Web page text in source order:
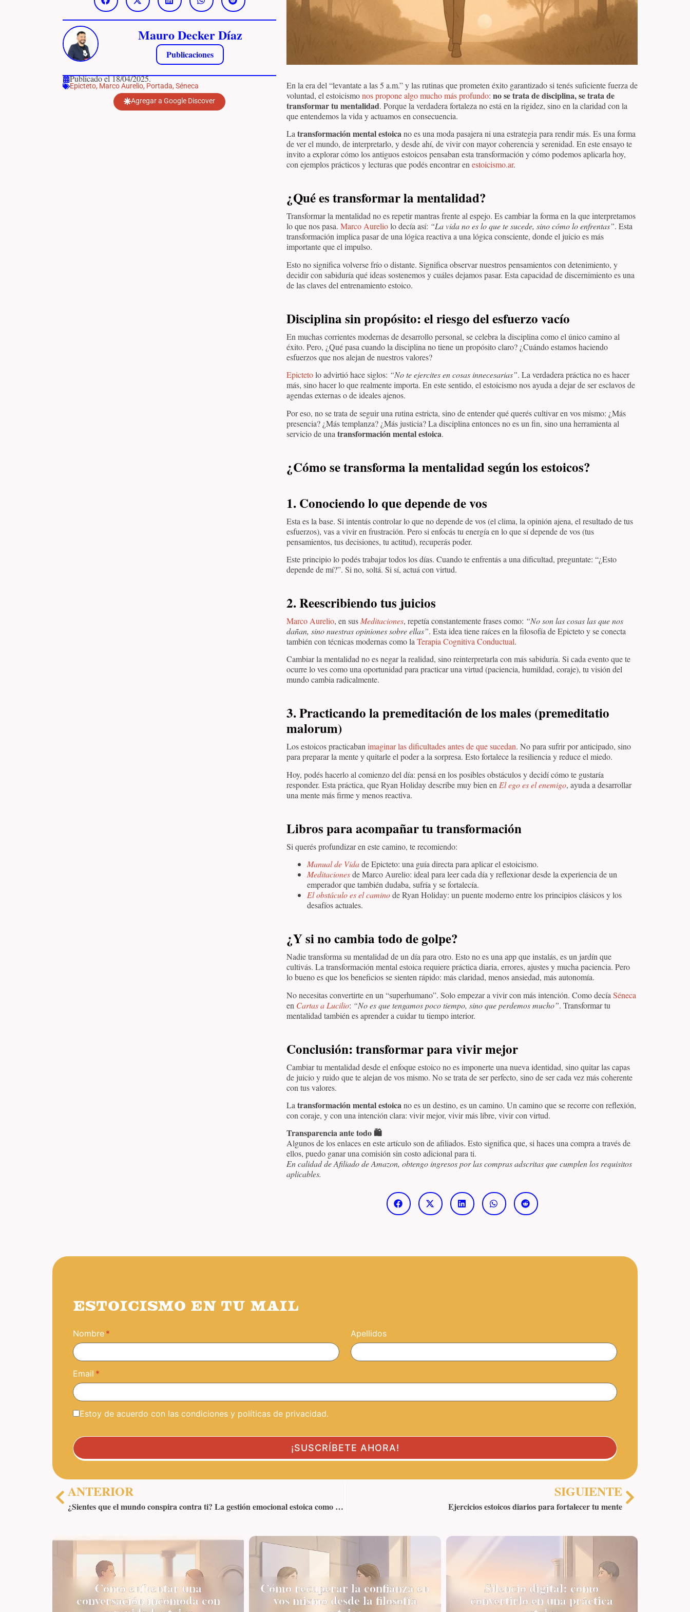
Mauro Decker Díaz
Publicaciones
Publicado el 18/04/2025.
Epicteto, Marco Aurelio, Portada, Séneca
Agregar a Google Discover
En la era del “levantate a las 5 a.m.” y las rutinas que prometen éxito garantizado si tenés suficiente fuerza de
voluntad, el estoicismonos propone algo mucho más profundo: no se trata de disciplina, se trata de
transformar tu mentalidad. Porque la verdadera fortaleza no está en la rigidez, sino en la claridad con la
que entendemos la vida y actuamos en consecuencia.
Latransformación mental estoicano es una moda pasajera ni una estrategia para rendir más. Es una forma
de ver el mundo, de interpretarlo, y desde ahí, de vivir con mayor coherencia y serenidad. En este ensayo te
invito a explorar cómo los antiguos estoicos pensaban esta transformación y cómo podemos aplicarla hoy,
con ejemplos prácticos y lecturas que podés encontrar enestoicismo.ar.
¿Qué es transformar la mentalidad?
Transformar la mentalidad no es repetir mantras frente al espejo. Es cambiar la forma en la que interpretamos
lo que nos pasa. Marco Aureliolo decía así: “La vida no es lo que te sucede, sino cómo lo enfrentas”. Esta
transformación implica pasar de una lógica reactiva a una lógica consciente, donde el juicio es más
importante que el impulso.
Esto no significa volverse frío o distante. Significa observar nuestros pensamientos con detenimiento, y
decidir con sabiduría qué ideas sostenemos y cuáles dejamos pasar. Esta capacidad de discernimiento es una
de las claves del entrenamiento estoico.
Disciplina sin propósito: el riesgo del esfuerzo vacío
En muchas corrientes modernas de desarrollo personal, se celebra la disciplina como el único camino al
éxito. Pero, ¿Qué pasa cuando la disciplina no tiene un propósito claro? ¿Cuándo estamos haciendo
esfuerzos que nos alejan de nuestros valores?
Epictetolo advirtió hace siglos: “No te ejercites en cosas innecesarias”. La verdadera práctica no es hacer
más, sino hacer lo que realmente importa. En este sentido, el estoicismo nos ayuda a dejar de ser esclavos de
agendas externas o de ideales ajenos.
Por eso, no se trata de seguir una rutina estricta, sino de entender qué querés cultivar en vos mismo: ¿Más
presencia? ¿Más templanza? ¿Más justicia? La disciplina entonces no es un fin, sino una herramienta al
servicio de una transformación mental estoica.
¿Cómo se transforma la mentalidad según los estoicos?
1.Conociendo lo que depende de vos
Esta es la base. Si intentás controlar lo que no depende de vos (el clima, la opinión ajena, el resultado de tus
esfuerzos), vas a vivir en frustración. Pero si enfocás tu energía en lo que sí depende de vos (tus
pensamientos, tus decisiones, tu actitud), recuperás poder.
Este principio lo podés trabajar todos los días. Cuando te enfrentás a una dificultad, preguntate: “¿Esto
depende de mí?”. Si no, soltá. Si sí, actuá con virtud.
2.Reescribiendo tus juicios
Marco Aurelio, en sus Meditaciones, repetía constantemente frases como: “No son las cosas las que nos
dañan, sino nuestras opiniones sobre ellas”. Esta idea tiene raíces en la filosofía de Epicteto y se conecta
también con técnicas modernas como la Terapia Cognitiva Conductual.
Cambiar la mentalidad no es negar la realidad, sino reinterpretarla con más sabiduría. Si cada evento que te
ocurre lo ves como una oportunidad para practicar una virtud (paciencia, humildad, coraje), tu visión del
mundo cambia radicalmente.
3.Practicando la premeditación de los males (premeditatio
malorum)
Los estoicos practicabanimaginar las dificultades antes de que sucedan. No para sufrir por anticipado, sino
para preparar la mente y quitarle el poder a la sorpresa. Esto fortalece la resiliencia y reduce el miedo.
Hoy, podés hacerlo al comienzo del día: pensá en los posibles obstáculos y decidí cómo te gustaría
responder. Esta práctica, que Ryan Holiday describe muy bien en El ego es el enemigo, ayuda a desarrollar
una mente más firme y menos reactiva.
Libros para acompañar tu transformación
Si querés profundizar en este camino, te recomiendo:
Manual de Vidade Epicteto: una guía directa para aplicar el estoicismo.
Meditacionesde Marco Aurelio: ideal para leer cada día y reflexionar desde la experiencia de un
emperador que también dudaba, sufría y se fortalecía.
El obstáculo es el caminode Ryan Holiday: un puente moderno entre los principios clásicos y los
desafíos actuales.
¿Y si no cambia todo de golpe?
Nadie transforma su mentalidad de un día para otro. Esto no es una app que instalás, es un jardín que
cultivás. La transformación mental estoica requiere práctica diaria, errores, ajustes y mucha paciencia. Pero
lo bueno es que los beneficios se sienten rápido: más claridad, menos ansiedad, más autonomía.
No necesitas convertirte en un “superhumano”. Solo empezar a vivir con más intención. Como decía Séneca
en Cartas a Lucilio: “No es que tengamos poco tiempo, sino que perdemos mucho”. Transformar tu
mentalidad también es aprender a cuidar tu tiempo interior.
Conclusión: transformar para vivir mejor
Cambiar tu mentalidad desde el enfoque estoico no es imponerte una nueva identidad, sino quitar las capas
de juicio y ruido que te alejan de vos mismo. No se trata de ser perfecto, sino de ser cada vez más coherente
con tus valores.
La transformación mental estoicano es un destino, es un camino. Un camino que se recorre con reflexión,
con coraje, y con una intención clara: vivir mejor, vivir más libre, vivir con virtud.
Transparencia ante todo 🛍️
Algunos de los enlaces en este artículo son de afiliados. Esto significa que, si haces una compra a través de
ellos, puedo ganar una comisión sin costo adicional para ti.
En calidad de Afiliado de Amazon, obtengo ingresos por las compras adscritas que cumplen los requisitos
aplicables.
ESTOICISMO EN TU MAIL
Nombre Apellidos
Email
Estoy de acuerdo con las condiciones y políticas de privacidad.
ANTERIOR
¿Sientes que el mundo conspira contra ti? La gestión emocional estoica como antídoto
SIGUIENTE
Ejercicios estoicos diarios para fortalecer tu mente
Cómo enfrentar una
conversación incómoda con
Cómo recuperar la confianza en
vos mismo desde la filosofía
Silencio digital: cómo
convertirlo en una práctica